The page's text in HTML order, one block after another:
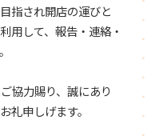
指され開店の運びと
用して、報告・連絡・
協力賜り、誠にあり
礼申しげます。